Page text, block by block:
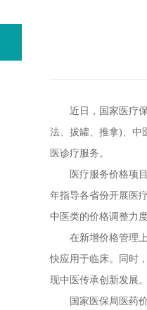
近日，国家医疗保
法、拔罐、推拿)、中
医诊疗服务。
医疗服务价格项目
年指导各省份开展医
中医类的价格调整力
在新增价格管理上
快应用于临床。同时
现中医传承创新发展。
国家医保局医药价